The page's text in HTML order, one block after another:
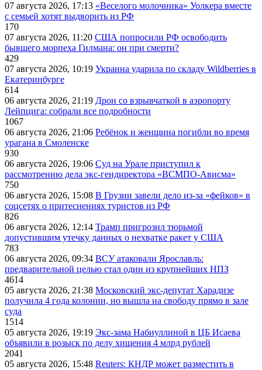
07 августа 2026, 17:13 «Веселого молочника» Уолкера вместе
с семьей хотят выдворить из РФ
170
07 августа 2026, 11:20 США попросили РФ освободить
бывшего морпеха Гилмана: он при смерти?
429
07 августа 2026, 10:19 Украина ударила по складу Wildberries в
Екатеринбурге
614
06 августа 2026, 21:19 Дрон со взрывчаткой в аэропорту
Лейпцига: собрали все подробности
1067
06 августа 2026, 21:06 Ребёнок и женщина погибли во время
урагана в Смоленске
930
06 августа 2026, 19:06 Суд на Урале приступил к
рассмотрению дела экс-гендиректора «ВСМПО-Ависма»
750
06 августа 2026, 15:08 В Грузии завели дело из-за «фейков» в
соцсетях о притеснениях туристов из РФ
826
06 августа 2026, 12:14 Трамп пригрозил тюрьмой
допустившим утечку данных о нехватке ракет у США
783
06 августа 2026, 09:34 ВСУ атаковали Ярославль:
предварительной целью стал один из крупнейших НПЗ
4614
05 августа 2026, 21:38 Московский экс-депутат Харадизе
получила 4 года колонии, но вышла на свободу прямо в зале
суда
1514
05 августа 2026, 19:19 Экс-зама Набиуллиной в ЦБ Исаева
объявили в розыск по делу хищения 4 млрд рублей
2041
05 августа 2026, 15:48 Reuters: КНДР может разместить в